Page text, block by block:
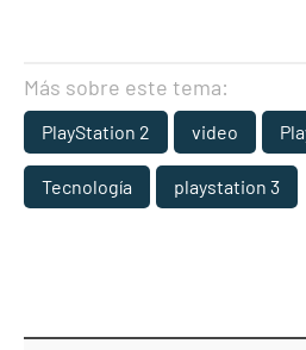
Más sobre este tema:
PlayStation 2 video
Tecnología playstation 3